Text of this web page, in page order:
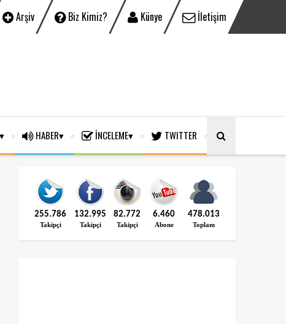
Arşiv Biz Kimiz? Künye İletişim
HABER İNCELEME TWITTER
255.786
Takipçi
132.995
Takipçi
82.772
Takipçi
6.460
Abone
478.013
Toplam